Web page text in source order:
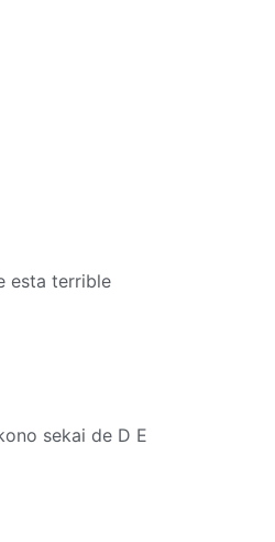
esta terrible
sekai de D E